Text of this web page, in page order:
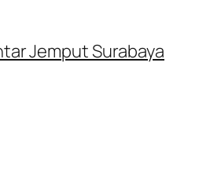
Jemput Surabaya